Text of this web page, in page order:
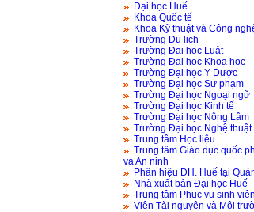
Đại học Huế
Khoa Quốc tế
Khoa Kỹ thuật và Công
Trường Du lịch
Trường Đại học Luật
Trường Đại học Khoa học
Trường Đại học Y Dược
Trường Đại học Sư phạm
Trường Đại học Ngoại ngữ
Trường Đại học Kinh tế
Trường Đại học Nông Lâm
Trường Đại học Nghệ thuật
Trung tâm Học liệu
Trung tâm Giáo dục quốc
và An ninh
Phân hiệu ĐH. Huế tại
Nhà xuất bản Đại học Huế
Trung tâm Phục vụ sinh viên
Viện Tài nguyên và Môi